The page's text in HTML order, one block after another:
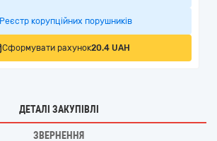
Реєстр корупційних порушників
Сформувати рахунок20.4 UAH
ДЕТАЛІ ЗАКУПІВЛІ
ЗВЕРНЕННЯ